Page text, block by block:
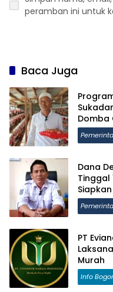
peramban ini untuk
Baca Juga
Domba
Desa
Dana
Tinggal
PT
Murah
Info Bogor